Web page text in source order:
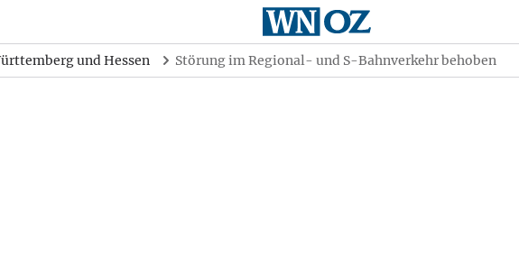
und Hessen Störung im Regional- und S-Bahnverkehr behoben